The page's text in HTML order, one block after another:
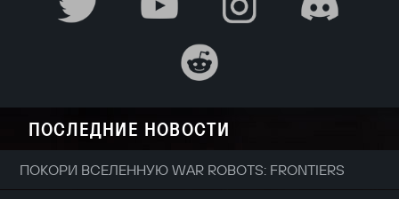
ПОСЛЕДНИЕ НОВОСТИ
ПОКОРИ ВСЕЛЕННУЮ WAR ROBOTS: FRONTIERS